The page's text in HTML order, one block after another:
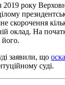
року
скорочення
оклад. На
його.
заявили, що
суді.